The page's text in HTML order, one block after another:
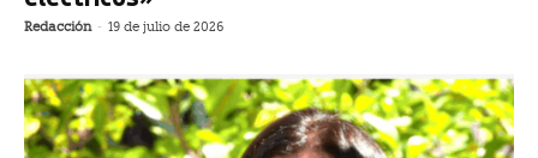
Redacción - 19 de julio de 2026